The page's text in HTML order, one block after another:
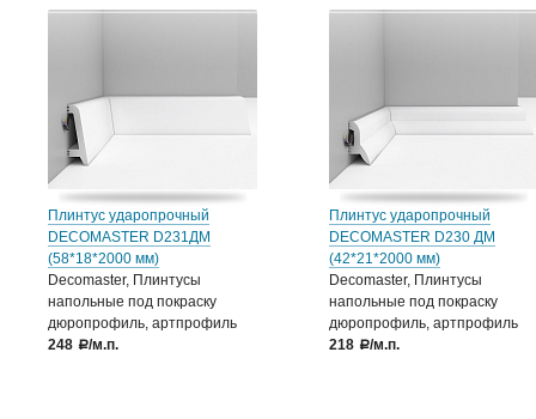
Плинтус ударопрочный
DECOMASTER D231ДМ
(58*18*2000 мм)
Decomaster, Плинтусы
напольные под покраску
дюропрофиль, артпрофиль
248
a/м.п.
Плинтус ударопрочный
DECOMASTER D230 ДМ
(42*21*2000 мм)
Decomaster, Плинтусы
напольные под покраску
дюропрофиль, артпрофиль
218
a/м.п.